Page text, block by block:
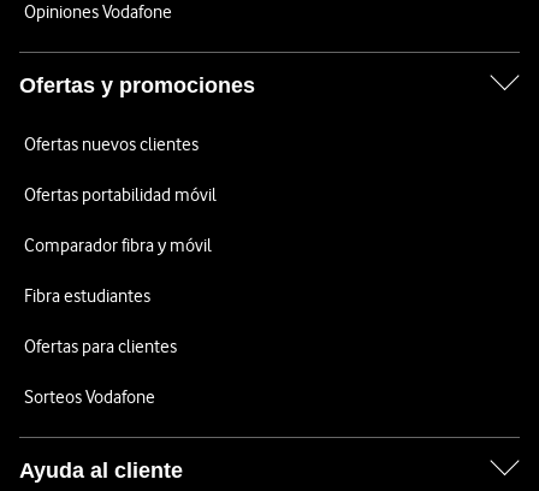
Opiniones Vodafone
Ofertas y promociones
Ofertas nuevos clientes
Ofertas portabilidad móvil
Comparador fibra y móvil
Fibra estudiantes
Ofertas para clientes
Sorteos Vodafone
Ayuda al cliente